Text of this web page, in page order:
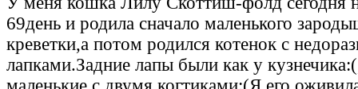
69день и родила сначало маленького
креветки,а потом родился котенок с
лапками.Задние лапы были как у